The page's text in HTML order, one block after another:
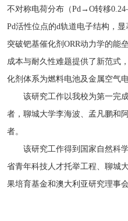
不对称电荷分布（Pd→O转移
Pd活性位点的d轨道电子结构，
突破钯基催化剂ORR动力学的能
成本与耐久性难题提供了新范式
化剂体系为燃料电池及金属空气
该研究工作以我校为第一完成
者，聊城大学李海波、孟凡鹏和
者。
该研究工作得到国家自然科学
省青年科技人才托举工程、聊城
果培育基金和澳大利亚研究理事